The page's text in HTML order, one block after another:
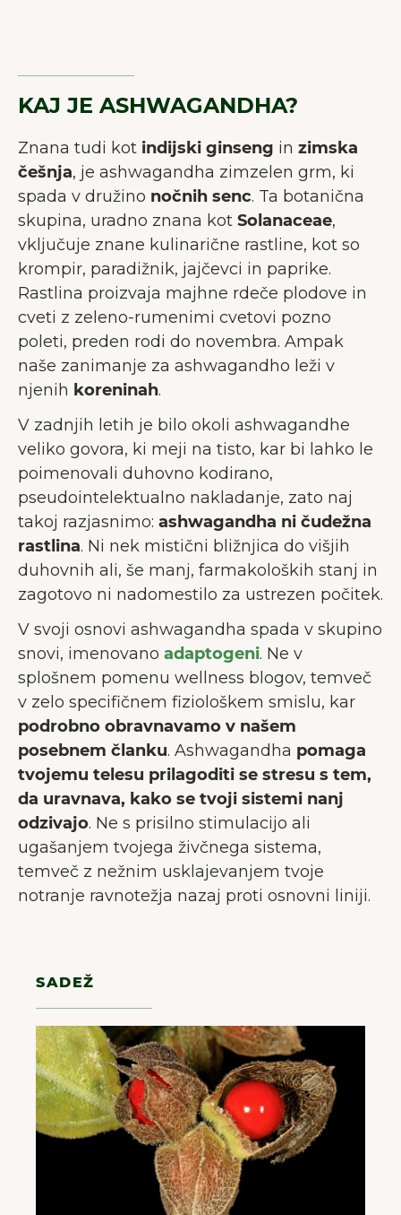
KAJ JE ASHWAGANDHA?
Znana tudi kot indijski ginseng in zimska
češnja, je ashwagandha zimzelen grm, ki
spada v družino nočnih senc. Ta botanična
skupina, uradno znana kot Solanaceae,
vključuje znane kulinarične rastline, kot so
krompir, paradižnik, jajčevci in paprike.
Rastlina proizvaja majhne rdeče plodove in
cveti z zeleno-rumenimi cvetovi pozno
poleti, preden rodi do novembra. Ampak
naše zanimanje za ashwagandho leži v
njenih koreninah.
V zadnjih letih je bilo okoli ashwagandhe
veliko govora, ki meji na tisto, kar bi lahko le
poimenovali duhovno kodirano,
pseudointelektualno nakladanje, zato naj
takoj razjasnimo: ashwagandha ni čudežna
rastlina. Ni nek mistični bližnjica do višjih
duhovnih ali, še manj, farmakoloških stanj in
zagotovo ni nadomestilo za ustrezen počitek.
V svoji osnovi ashwagandha spada v skupino
snovi, imenovano adaptogeni. Ne v
splošnem pomenu wellness blogov, temveč
v zelo specifičnem fiziološkem smislu, kar
podrobno obravnavamo v našem
posebnem članku. Ashwagandha pomaga
tvojemu telesu prilagoditi se stresu s tem,
da uravnava, kako se tvoji sistemi nanj
odzivajo. Ne s prisilno stimulacijo ali
ugašanjem tvojega živčnega sistema,
temveč z nežnim usklajevanjem tvoje
notranje ravnotežja nazaj proti osnovni liniji.
SADEŽ